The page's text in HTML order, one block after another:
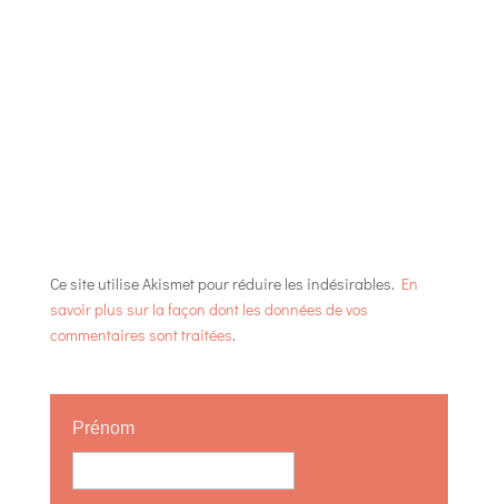
Ce site utilise Akismet pour réduire les indésirables. En
savoir plus sur la façon dont les données de vos
commentaires sont traitées.
Prénom